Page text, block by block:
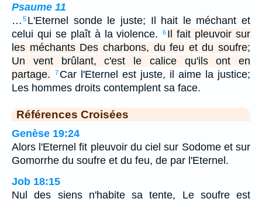
Psaume 11
… 5 L'Eternel sonde le juste; Il hait le méchant et
celui qui se plaît à la violence.
6 Il fait pleuvoir sur
les méchants Des charbons, du feu et du soufre;
Un vent brûlant, c'est le calice qu'ils ont en
partage.
7 Car l'Eternel est juste, il aime la justice;
Les hommes droits contemplent sa face.
Références Croisées
Genèse 19:24
Alors l'Eternel fit pleuvoir du ciel sur Sodome et sur
Gomorrhe du soufre et du feu, de par l'Eternel.
Job 18:15
Nul des siens n'habite sa tente, Le soufre est